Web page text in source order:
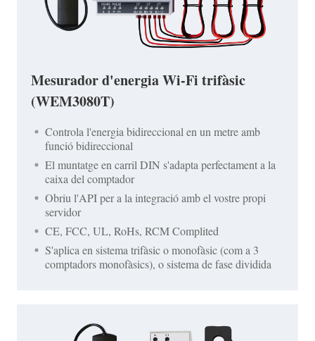
Mesurador d'energia Wi-Fi trifàsic
(WEM3080T)
Controla l'energia bidireccional en un metre amb
funció bidireccional
El muntatge en carril DIN s'adapta perfectament a la
caixa del comptador
Obriu l'API per a la integració amb el vostre propi
servidor
CE, FCC, UL, RoHs, RCM Complited
S'aplica en sistema trifàsic o monofàsic (com a 3
comptadors monofàsics), o sistema de fase dividida